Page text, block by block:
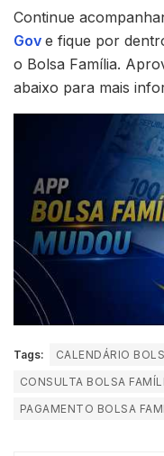
Continue
Gov e fique por
o Bolsa Família.
abaixo para mais
Tags:
CALENDÁRIO
CONSULTA BOLSA
PAGAMENTO BOLSA